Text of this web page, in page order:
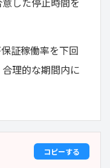
した停止時間を
証稼働率を下回
理的な期間内に
コピーする